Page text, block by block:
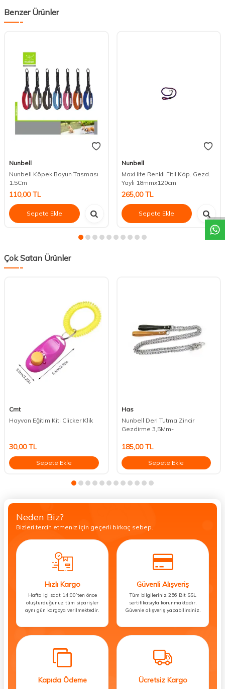
Benzer Ürünler
Nunbell
Nunbell Köpek Boyun Tasması
1.5Cm
110,00TL
Sepete Ekle
Nunbell
Maxi life Renkli Fitil Köp. Gezd.
Yaylı 18mmx120cm
265,00TL
Sepete Ekle
Çok Satan Ürünler
Cmt
Hayvan Eğitim Kiti Clicker Klik
30,00TL
Sepete Ekle
Has
Nunbell Deri Tutma Zincir
Gezdirme 3,5Mm-
185,00TL
Sepete Ekle
Neden Biz?
Bizleri tercih etmeniz için geçerli birkaç sebep.
Hızlı Kargo
Hafta içi saat 14:00’ten önce
oluşturduğunuz tüm siparişler
aynı gün kargoya verilmektedir.
Güvenli Alışveriş
Tüm bilgileriniz 256 Bit SSL
sertifikasıyla korunmaktadır.
Güvenle alışveriş yapabilirsiniz.
Kapıda Ödeme Ücretsiz Kargo